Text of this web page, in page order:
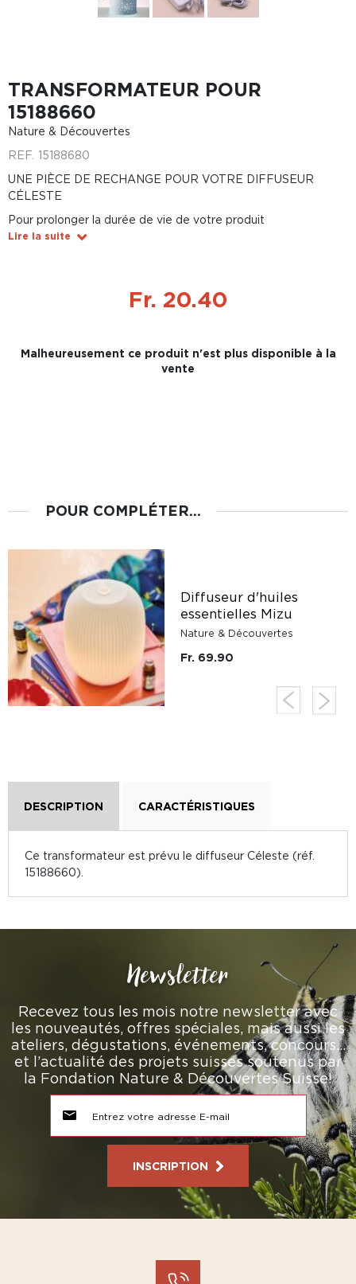
TRANSFORMATEUR POUR
15188660
Nature & Découvertes
REF. 15188680
UNE PIÈCE DE RECHANGE POUR VOTRE DIFFUSEUR
CÉLESTE
Pour prolonger la durée de vie de votre produit
Lire la suite
Fr. 20.40
Malheureusement ce produit n'est plus disponible à la
vente
POUR COMPLÉTER...
Diffuseur d'huiles
essentielles Mizu
Nature & Découvertes
Fr. 69.90
DESCRIPTION CARACTÉRISTIQUES
Ce transformateur est prévu le diffuseur Céleste (réf.
15188660).
Newsletter
Recevez tous les mois notre newsletter avec
les nouveautés, offres spéciales, mais aussi les
ateliers, dégustations, événements, concours…
et l’actualité des projets suisses soutenus par
la Fondation Nature & Découvertes Suisse!
INSCRIPTION